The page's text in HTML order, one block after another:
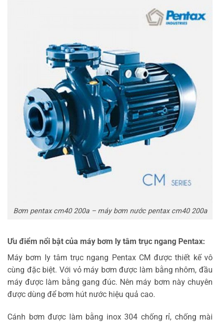
Bơm pentax cm40 200a – máy bơm nước pentax cm40 200a
Ưu điểm nổi bật của máy bơm ly tâm trục ngang Pentax:
Máy bơm ly tâm trục ngang Pentax CM được thiết kế vô
cùng đặc biệt. Với vỏ máy bơm được làm bằng nhôm, đầu
máy được làm bằng gang đúc. Nên máy bơm này chuyên
được dùng để bơm hút nước hiệu quả cao.
Cánh bơm được làm bằng inox 304 chống rỉ, chống mài